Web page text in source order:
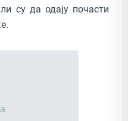
су да одају почасти